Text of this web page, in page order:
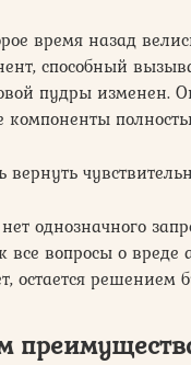
время назад
способный
пудры изменен.
компоненты
вернуть
однозначного
все вопросы о
остается